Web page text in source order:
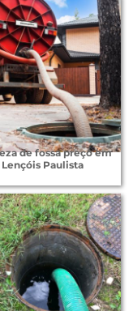
de fossa preço em
Lençóis Paulista